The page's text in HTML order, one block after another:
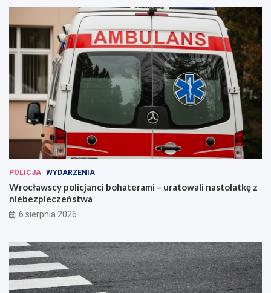
POLICJA WYDARZENIA
Wrocławscy policjanci bohaterami – uratowali nastolatkę z
niebezpieczeństwa
6 sierpnia 2026